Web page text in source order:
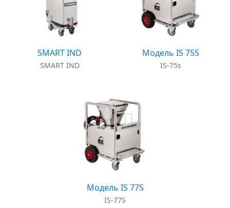
SMART IND
SMART IND
Модель IS 75S
IS-75s
Модель IS 77S
IS-77S